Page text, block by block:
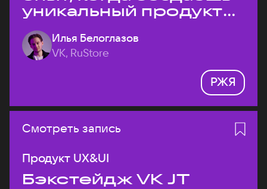
уникальный продукт
на рынке?
Илья Белоглазов
VK, RuStore
РЖЯ
Смотреть запись
Продукт UX&UI
Бэкстейдж VK JT